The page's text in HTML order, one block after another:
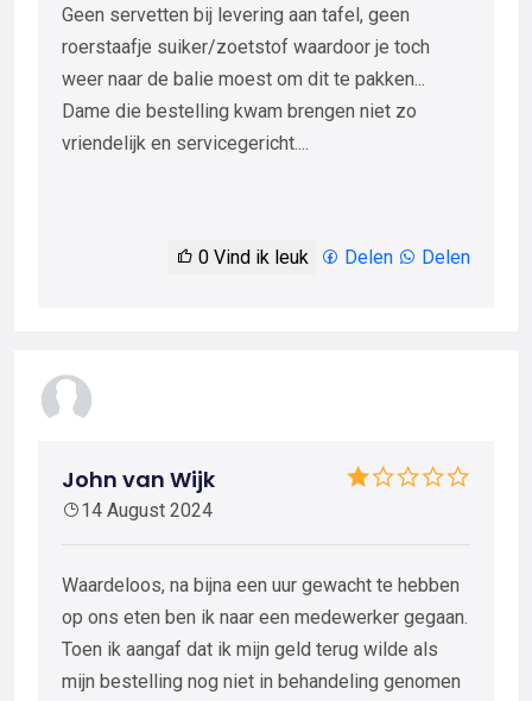
Geen servetten bij levering aan tafel, geen
roerstaafje suiker/zoetstof waardoor je toch
weer naar de balie moest om dit te pakken...
Dame die bestelling kwam brengen niet zo
vriendelijk en servicegericht....
0 Vind ik leuk Delen Delen
John van Wijk
14 August 2024
Waardeloos, na bijna een uur gewacht te hebben
op ons eten ben ik naar een medewerker gegaan.
Toen ik aangaf dat ik mijn geld terug wilde als
mijn bestelling nog niet in behandeling genomen